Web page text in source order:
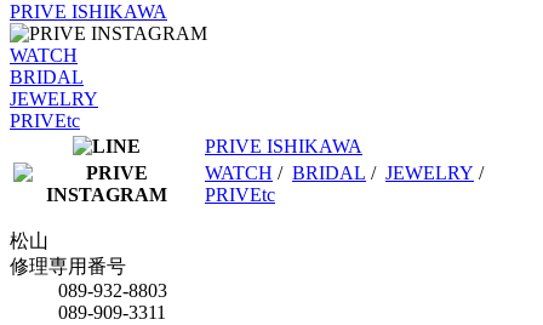
PRIVE ISHIKAWA
WATCH
BRIDAL
JEWELRY
PRIVEtc
PRIVE ISHIKAWA
WATCH / BRIDAL / JEWELRY /
PRIVEtc
松山
修理専用番号
089-932-8803
089-909-3311